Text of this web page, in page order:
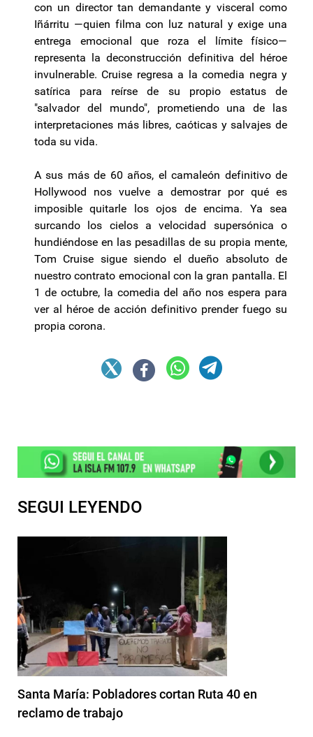
con un director tan demandante y visceral como
Iñárritu —quien filma con luz natural y exige una
entrega emocional que roza el límite físico—
representa la deconstrucción definitiva del héroe
invulnerable. Cruise regresa a la comedia negra y
satírica para reírse de su propio estatus de
"salvador del mundo", prometiendo una de las
interpretaciones más libres, caóticas y salvajes de
toda su vida.
A sus más de 60 años, el camaleón definitivo de
Hollywood nos vuelve a demostrar por qué es
imposible quitarle los ojos de encima. Ya sea
surcando los cielos a velocidad supersónica o
hundiéndose en las pesadillas de su propia mente,
Tom Cruise sigue siendo el dueño absoluto de
nuestro contrato emocional con la gran pantalla. El
1 de octubre, la comedia del año nos espera para
ver al héroe de acción definitivo prender fuego su
propia corona.
SEGUI LEYENDO
Santa María: Pobladores cortan Ruta 40 en
reclamo de trabajo